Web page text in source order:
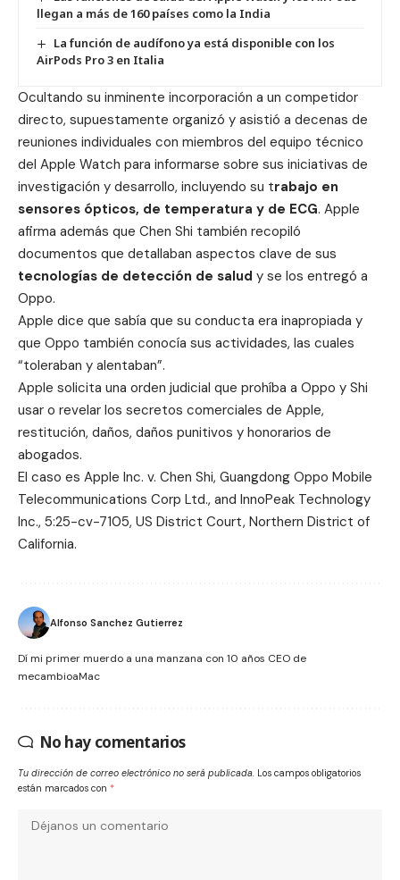
llegan a más de 160 países como la India
La función de audífono ya está disponible con los
AirPods Pro 3 en Italia
Ocultando su inminente incorporación a un competidor
directo, supuestamente organizó y asistió a decenas de
reuniones individuales con miembros del equipo técnico
del Apple Watch para informarse sobre sus iniciativas de
investigación y desarrollo, incluyendo su trabajo en
sensores ópticos, de temperatura y de ECG. Apple
afirma además que Chen Shi también recopiló
documentos que detallaban aspectos clave de sus
tecnologías de detección de salud y se los entregó a
Oppo.
Apple dice que sabía que su conducta era inapropiada y
que Oppo también conocía sus actividades, las cuales
“toleraban y alentaban”.
Apple solicita una orden judicial que prohíba a Oppo y Shi
usar o revelar los secretos comerciales de Apple,
restitución, daños, daños punitivos y honorarios de
abogados.
El caso es Apple Inc. v. Chen Shi, Guangdong Oppo Mobile
Telecommunications Corp Ltd., and InnoPeak Technology
Inc., 5:25-cv-7105, US District Court, Northern District of
California.
Alfonso Sanchez Gutierrez
Dí mi primer muerdo a una manzana con 10 años CEO de
mecambioaMac
No hay comentarios
Tu dirección de correo electrónico no será publicada. Los campos obligatorios
están marcados con *